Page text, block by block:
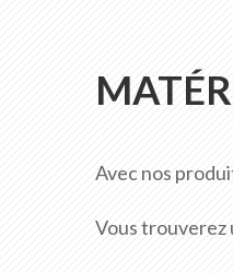
Avec nos
Vous trouverez